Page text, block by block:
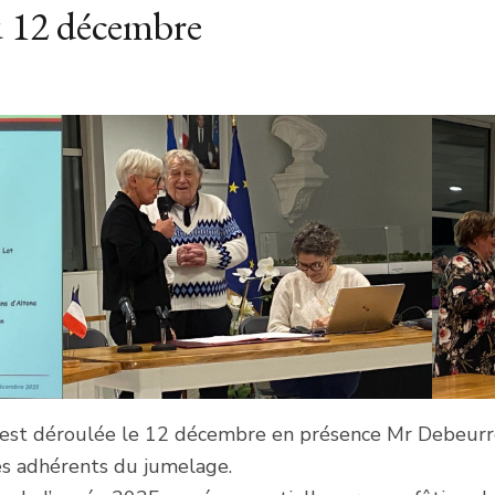
décembre
déroulée le 12 décembre en présence Mr
adhérents du jumelage.